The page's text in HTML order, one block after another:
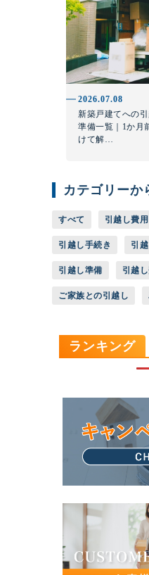
2026.07.08
新築戸建てへの
準備一覧｜1か月
けて解…
カテゴリーか
すべて 引越し費用
引越し手続き 引
引越し準備 引越
ご家族との引越し
ランキング